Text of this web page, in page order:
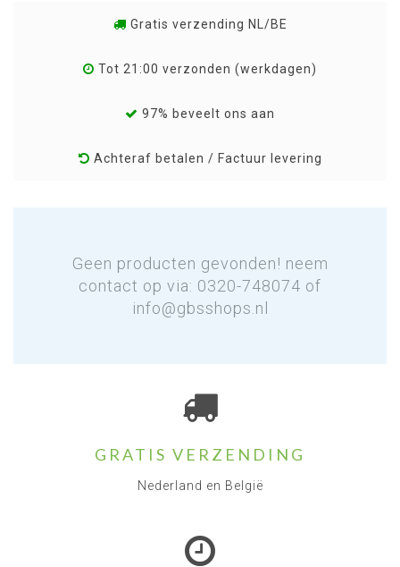
Gratis verzending NL/BE
Tot 21:00 verzonden (werkdagen)
97% beveelt ons aan
Achteraf betalen / Factuur levering
Geen producten gevonden! neem
contact op via: 0320-748074 of
info@gbsshops.nl
GRATIS VERZENDING
Nederland en België